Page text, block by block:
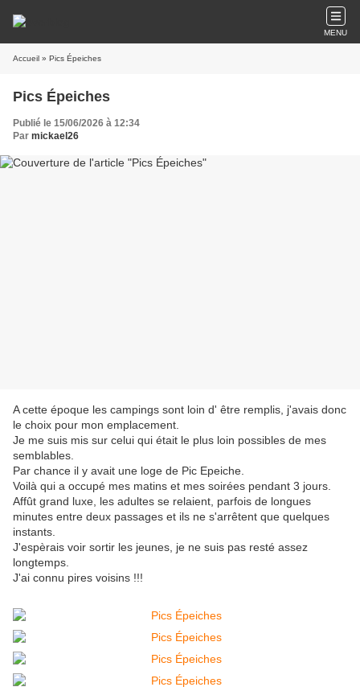
MENU
Accueil » Pics Épeiches
Pics Épeiches
Publié le 15/06/2026 à 12:34
Par mickael26
A cette époque les campings sont loin d' être remplis, j'avais donc
le choix pour mon emplacement.
Je me suis mis sur celui qui était le plus loin possibles de mes
semblables.
Par chance il y avait une loge de Pic Epeiche.
Voilà qui a occupé mes matins et mes soirées pendant 3 jours.
Affût grand luxe, les adultes se relaient, parfois de longues
minutes entre deux passages et ils ne s'arrêtent que quelques
instants.
J'espèrais voir sortir les jeunes, je ne suis pas resté assez
longtemps.
J'ai connu pires voisins !!!